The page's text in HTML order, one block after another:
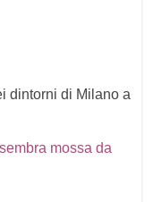
dintorni di Milano a
mossa da